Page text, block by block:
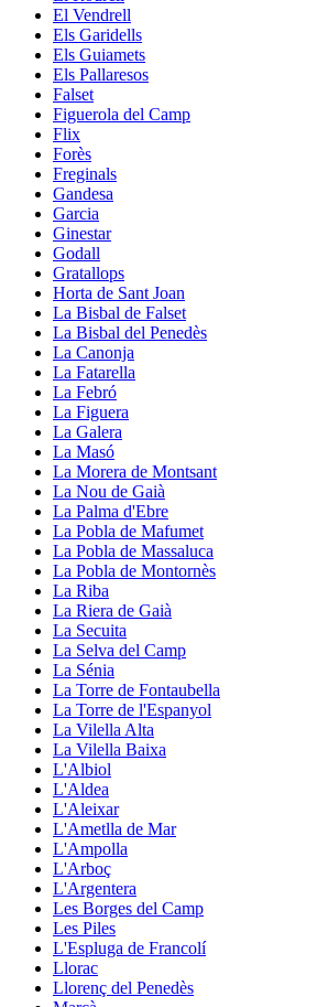
El Vendrell
Els Garidells
Els Guiamets
Els Pallaresos
Falset
Figuerola del Camp
Flix
Forès
Freginals
Gandesa
Garcia
Ginestar
Godall
Gratallops
Horta de Sant Joan
La Bisbal de Falset
La Bisbal del Penedès
La Canonja
La Fatarella
La Febró
La Figuera
La Galera
La Masó
La Morera de Montsant
La Nou de Gaià
La Palma d'Ebre
La Pobla de Mafumet
La Pobla de Massaluca
La Pobla de Montornès
La Riba
La Riera de Gaià
La Secuita
La Selva del Camp
La Sénia
La Torre de Fontaubella
La Torre de l'Espanyol
La Vilella Alta
La Vilella Baixa
L'Albiol
L'Aldea
L'Aleixar
L'Ametlla de Mar
L'Ampolla
L'Arboç
L'Argentera
Les Borges del Camp
Les Piles
L'Espluga de Francolí
Llorac
Llorenç del Penedès